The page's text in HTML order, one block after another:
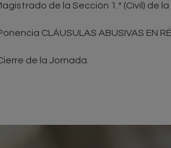
de la Sección 1.º (Civil) de
CLÁUSULAS ABUSIVAS EN
de la Jornada.